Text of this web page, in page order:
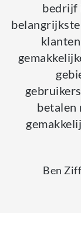
bedrijf
betalen
Ben